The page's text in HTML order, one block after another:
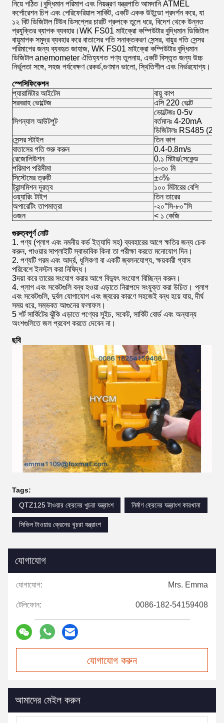
নিয়ে গঠিত।বুদ্ধিমান পরিমাপ এবং নিয়ন্ত্রণ যন্ত্রপাতি আমদানি ATMEL
কর্পোরেশন চিপ এবং পেরিফেরিয়াল সার্কিট, একটি একক উইন্ডো প্রদর্শন করে, যা
১২ বিট ডিজিটাল টিউব ডিসপ্লের চারটি গ্রুপকে তুলে ধরে, বিদেশ থেকে উন্নত
প্রযুক্তির ব্যাপক ব্যবহার।WK FS01 মাইক্রো কম্পিউটার বুদ্ধিমান ডিজিটাল
বায়ুমাপক সমুদ্র ব্যবহার করে বাতাসের গতি সনাক্তকরণ সেন্সর, বায়ুর গতি সেন্সর
পরিমাপের জন্য ব্যবহৃত জাহাজ, WK FS01 মাইক্রো কম্পিউটার বুদ্ধিমান
ডিজিটাল anemometer ঐতিহ্যগত পণ্য তুলনায়, একটি বিস্তৃত জন্য উচ্চ
নির্ভুলতা সঙ্গে, সহজ পর্যবেক্ষণ রেকর্ড,গুণমান ভালো, স্থিতিশীল এবং নির্ভরযোগ্য।
স্পেসিফিকেশন
প্যারামিটার আইটেম
বায়ু কাপ
সরবরাহ ভোল্টেজ
এসি 220 ভোল্ট
সিগন্যাল আউটপুট
ভোল্টেজঃ 0-5v
বর্তমানঃ 4-20mA
ডিজিটালঃ RS485
সেন্সর স্টাইল
তিন কাপ
বাতাসের গতি শুরু করুন
0.4-0.8m/s
রেজোলিউশন
0.১ মিটার/সেকেন্ড
পরিমাপ পরিসীমা
০-৩০ মি
সিস্টেমের ত্রুটি
±৩%
ট্রান্সমিশন দূরত্ব
১০০ মিটারের বেশি
ওয়্যারিং টাইপ
তিন তারের
অপারেটিং তাপমাত্রা
-২০°সি-৮০°সি
ওজন
< ১ কেজি
গুরুত্বপূর্ণ নোট
1. পণ্য (প্লাগ এবং নমনীয় কর্ড ইত্যাদি সহ) ব্যবহারের আগে ক্ষতির জন্য চেক
করুন, পাওয়ার সাপ্লাইটি স্বাভাবিক কিনা তা পরীক্ষা করতে মনোযোগ দিন।
2. পণ্যটি গরম এবং আর্দ্র, ধূলিকণা বা একটি জ্বলনযোগ্য, ক্ষয়কারী গ্যাস
পরিবেশে ইনস্টল করা নিষিদ্ধ।
3দয়া করে তারের সংযোগ করার আগে বিদ্যুৎ সংযোগ বিচ্ছিন্ন করুন।
4. প্লাগ এবং সকেটগুলি বন্ধ হওয়া এড়াতে নিরাপদে সংযুক্ত করা উচিত। প্লাগ
এবং সকেটগুলি, দুর্বল যোগাযোগ এবং জ্বরের কারণে সহজেই বন্ধ হয়ে যায়, দীর্ঘ
সময় ধরে, সম্ভবত আগুনের ফলাফল।
5 শর্ট সার্কিটের ঝুঁকি এড়াতে পণ্যের সুইচ, সকেট, সার্কিট বোর্ড এবং অন্যান্য
অংশগুলিতে জল প্রবেশ করতে দেবেন না।
ছবি
Tags:
QTZ125 টাওয়ার ক্রেনের খুচরা যন্ত্রাংশ
নির্মাণ ক্রেনের যন্ত্রাংশ কারখানা
সিভিল টাওয়ার ক্রেনের খুচরা যন্ত্রাংশ
যোগাযোগ
যোগাযোগ: Mrs. Emma
টেলিফোন: 0086-182-54159408
যোগাযোগ করুন
আমাদের মেইল করুন